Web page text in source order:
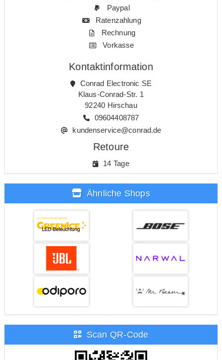
Paypal
Ratenzahlung
Rechnung
Vorkasse
Kontaktinformation
Conrad Electronic SE
Klaus-Conrad-Str. 1
92240 Hirschau
09604408787
kundenservice@conrad.de
Retoure
14 Tage
Ähnliche Shops
Scan QR-Code